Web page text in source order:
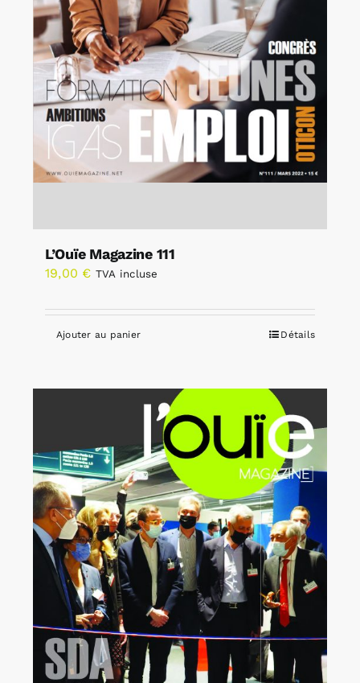
L’Ouïe Magazine 111
19,00 € TVA incluse
Ajouter au panier Détails